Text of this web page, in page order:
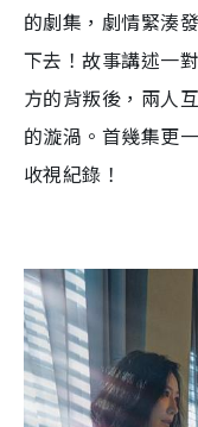
的劇集，劇情緊湊
下去！故事講述一
方的背叛後 ，兩人
的漩渦。 首幾集更
收視紀錄 ！